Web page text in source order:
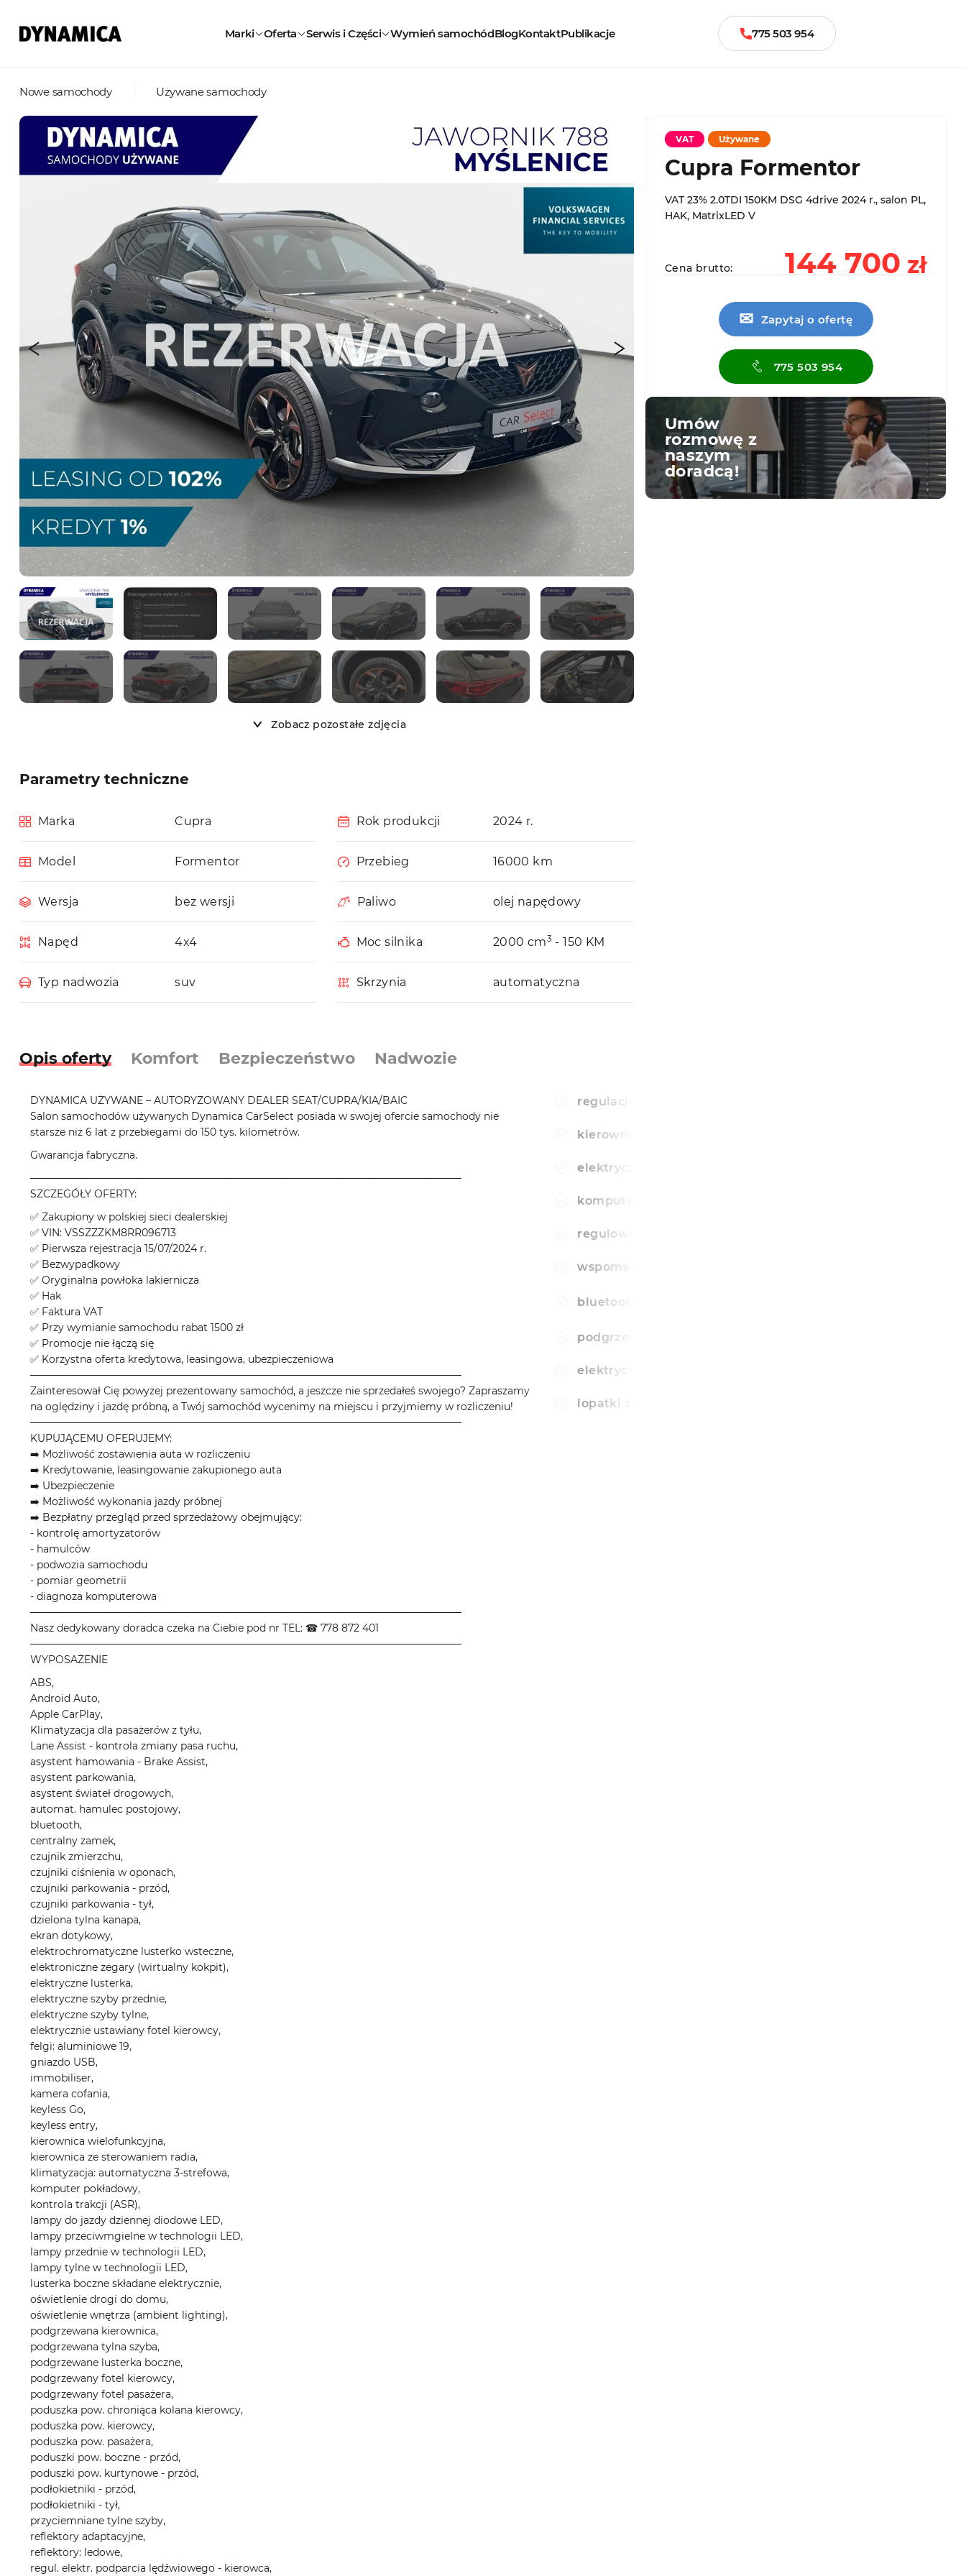
Marki Oferta Serwis i Części Wymień samochódBlogKontaktPublikacje 775 503 954
Nowe samochody Używane samochody
Zobacz pozostałe zdjęcia
Parametry techniczne
Marka Cupra
Model Formentor
Wersja bez wersji
Napęd 4x4
Typ nadwozia suv
Rok produkcji 2024 r.
Przebieg 16000 km
Paliwo olej napędowy
Moc silnika 2000 cm3- 150 KM
Skrzynia automatyczna
Opis oferty Komfort Bezpieczeństwo Nadwozie
DYNAMICA UŻYWANE – AUTORYZOWANY DEALER SEAT/CUPRA/KIA/BAIC
Salon samochodów używanych Dynamica CarSelect posiada w swojej ofercie samochody nie
starsze niż 6 lat z przebiegami do 150 tys. kilometrów.
Gwarancja fabryczna.
────────────────────────────────────────────────────────────
SZCZEGÓŁY OFERTY:
✅ Zakupiony w polskiej sieci dealerskiej
✅ VIN: VSSZZZKM8RR096713
✅ Pierwsza rejestracja 15/07/2024 r.
✅ Bezwypadkowy
✅ Oryginalna powłoka lakiernicza
✅ Hak
✅ Faktura VAT
✅ Przy wymianie samochodu rabat 1500 zł
✅ Promocje nie łączą się
✅ Korzystna oferta kredytowa, leasingowa, ubezpieczeniowa
────────────────────────────────────────────────────────────
Zainteresował Cię powyżej prezentowany samochód, a jeszcze nie sprzedałeś swojego? Zapraszamy
na oględziny i jazdę próbną, a Twój samochód wycenimy na miejscu i przyjmiemy w rozliczeniu!
────────────────────────────────────────────────────────────
KUPUJĄCEMU OFERUJEMY:
➡️ Możliwość zostawienia auta w rozliczeniu
➡️ Kredytowanie, leasingowanie zakupionego auta
➡️ Ubezpieczenie
➡️ Możliwość wykonania jazdy próbnej
➡️ Bezpłatny przegląd przed sprzedażowy obejmujący:
- kontrolę amortyzatorów
- hamulców
- podwozia samochodu
- pomiar geometrii
- diagnoza komputerowa
────────────────────────────────────────────────────────────
Nasz dedykowany doradca czeka na Ciebie pod nr TEL: ☎ 778 872 401
────────────────────────────────────────────────────────────
WYPOSAŻENIE
ABS,
Android Auto,
Apple CarPlay,
Klimatyzacja dla pasażerów z tyłu,
Lane Assist - kontrola zmiany pasa ruchu,
asystent hamowania - Brake Assist,
asystent parkowania,
asystent świateł drogowych,
automat. hamulec postojowy,
bluetooth,
centralny zamek,
czujnik zmierzchu,
czujniki ciśnienia w oponach,
czujniki parkowania - przód,
czujniki parkowania - tył,
dzielona tylna kanapa,
ekran dotykowy,
elektrochromatyczne lusterko wsteczne,
elektroniczne zegary (wirtualny kokpit),
elektryczne lusterka,
elektryczne szyby przednie,
elektryczne szyby tylne,
elektrycznie ustawiany fotel kierowcy,
felgi: aluminiowe 19,
gniazdo USB,
immobiliser,
kamera cofania,
keyless Go,
keyless entry,
kierownica wielofunkcyjna,
kierownica ze sterowaniem radia,
klimatyzacja: automatyczna 3-strefowa,
komputer pokładowy,
kontrola trakcji (ASR),
lampy do jazdy dziennej diodowe LED,
lampy przeciwmgielne w technologii LED,
lampy przednie w technologii LED,
lampy tylne w technologii LED,
lusterka boczne składane elektrycznie,
oświetlenie drogi do domu,
oświetlenie wnętrza (ambient lighting),
podgrzewana kierownica,
podgrzewana tylna szyba,
podgrzewane lusterka boczne,
podgrzewany fotel kierowcy,
podgrzewany fotel pasażera,
poduszka pow. chroniąca kolana kierowcy,
poduszka pow. kierowcy,
poduszka pow. pasażera,
poduszki pow. boczne - przód,
poduszki pow. kurtynowe - przód,
podłokietniki - przód,
podłokietniki - tył,
przyciemniane tylne szyby,
reflektory adaptacyjne,
reflektory: ledowe,
regul. elektr. podparcia lędźwiowego - kierowca,
regulacja wysokosci fotela
kierownica wielofunkcyjna
elektryczne szyby tylne
komputer pokladowy
regulowana kierownica
wspomaganie kierownicy
bluetooth
podgrzewana tylna szyba
elektrycznie ustawiane fotele
lopatki zmiany biegow
VAT Używane
Cupra Formentor
VAT 23% 2.0TDI 150KM DSG 4drive 2024 r., salon PL,
HAK, MatrixLED V
Cena brutto: 144 700 zł
✉ Zapytaj o ofertę
775 503 954
Umów
rozmowę z
naszym
doradcą!